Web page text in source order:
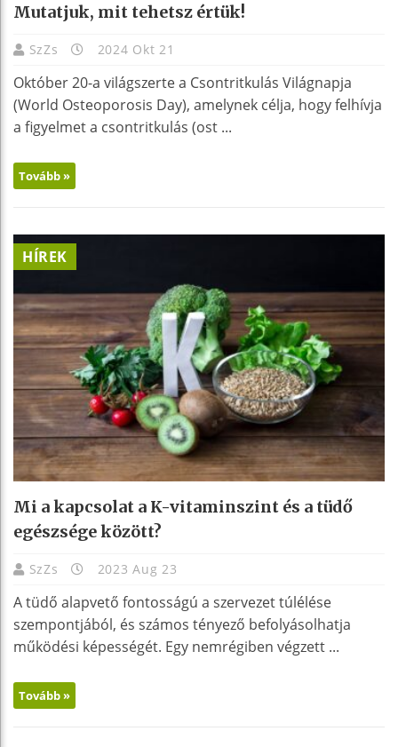
Mutatjuk, mit tehetsz értük!
SzZs 2024 Okt 21
Október 20-a világszerte a Csontritkulás Világnapja
(World Osteoporosis Day), amelynek célja, hogy felhívja
a figyelmet a csontritkulás (ost ...
Tovább »
HÍREK
Mi a kapcsolat a K-vitaminszint és a tüdő
egészsége között?
SzZs 2023 Aug 23
A tüdő alapvető fontosságú a szervezet túlélése
szempontjából, és számos tényező befolyásolhatja
működési képességét. Egy nemrégiben végzett ...
Tovább »